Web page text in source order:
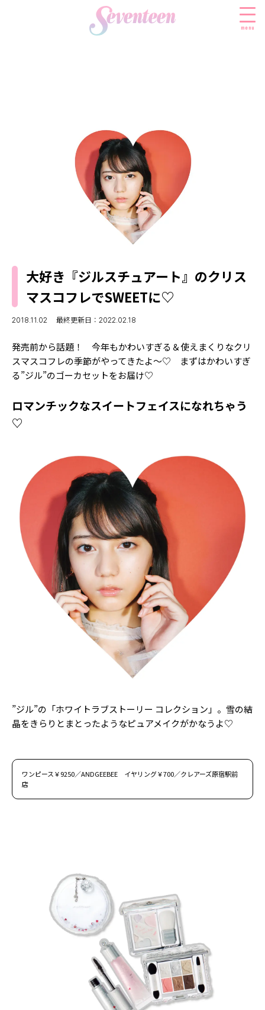
menu
ファッションニュース
モデル私服
ビューティニュース
トレンドメイク
ヘアアレンジ・ヘアケア
スクールニュース
ENTERTAINMENT
エンタメニュース
ライフスタイルニュース
モデルの購入品
おでかけ
MODELS
MODEL'S BLOG
TikTok
Instagram
YouTube
ゲッターズ飯田
MISS SEVENTEEN
バックナンバー
INFORMATION
Seventeenについて
Follow us
ST member
新規会員登録・ログイン
大好き『ジルスチュアート』のクリス
マスコフレでSWEETに♡
2018.11.02 最終更新日：2022.02.18
発売前から話題！ 今年もかわいすぎる＆使えまくりなクリ
スマスコフレの季節がやってきたよ〜♡ まずはかわいすぎ
る”ジル”のゴーカセットをお届け♡
ロマンチックなスイートフェイスになれちゃう
♡
”ジル”の「ホワイトラブストーリー コレクション」。雪の結
晶をきらりとまとったようなピュアメイクがかなうよ♡
ワンピース￥9250／ANDGEEBEE イヤリング￥700／クレアーズ原宿駅前
店